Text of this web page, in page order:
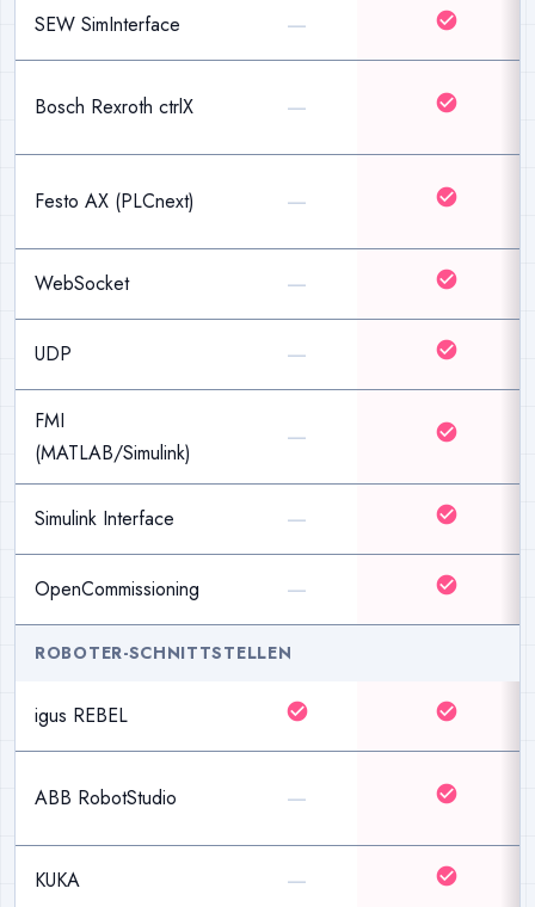
SEW SimInterface — check_circle
Bosch Rexroth ctrlX — check_circle
Festo AX (PLCnext) — check_circle
WebSocket — check_circle
UDP — check_circle
FMI
(MATLAB/Simulink)
— check_circle
Simulink Interface — check_circle
OpenCommissioning — check_circle
ROBOTER-SCHNITTSTELLEN
igus REBEL check_circle check_circle
ABB RobotStudio — check_circle
KUKA — check_circle